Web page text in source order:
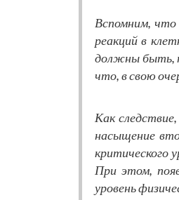
Вспомним, что
реакций в
должны быть,
что, в свою
Как
насыщение
критического
При этом,
уровень